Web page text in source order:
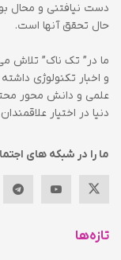
دست نیافتنی و محال
حال تحقق آنها است.
ما در” تک ناک” تلاش
و اخبار تکنولوژی
علمی و دانش محور
دنیا در اختیار
ما را در شبکه های
تازه‌ها